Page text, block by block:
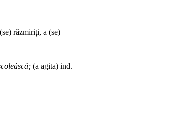
răzmiriți, a (se)
(a agita) ind.